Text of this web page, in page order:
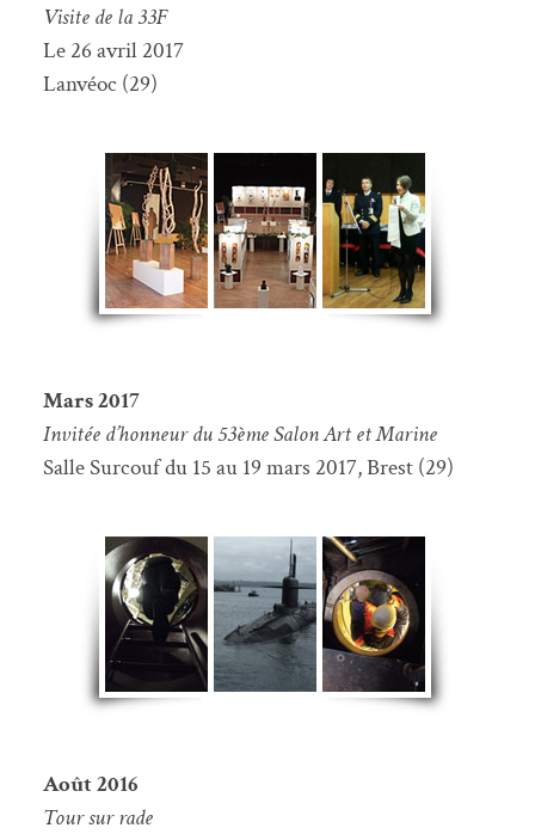
Visite de la 33F
Le 26 avril 2017
Lanvéoc (29)
Mars 2017
Invitée d’honneur du 53ème Salon Art et Marine
Salle Surcouf du 15 au 19 mars 2017, Brest (29)
Août 2016
Tour sur rade